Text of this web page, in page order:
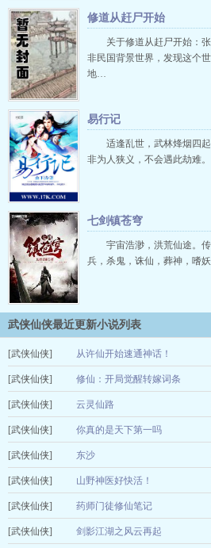
修道从赶尸开始
关于修道从赶尸开始：
非民国背景世界，发现这个
地…
易行记
适逢乱世，武林烽烟四
非为人狭义，不会遇此劫难
七剑镇苍穹
宇宙浩渺，洪荒仙途。
兵，杀鬼，诛仙，葬神，嗜
武侠仙侠最近更新小说列表
[武侠仙侠] 从许仙开始速通神话！
姜香皮蛋
[武侠仙侠] 修仙：开局觉醒转嫁词条
刘季一万钱
[武侠仙侠] 云灵仙路
七月里的小七
[武侠仙侠] 你真的是天下第一吗
小尔滨
[武侠仙侠] 东沙
一土二木
[武侠仙侠] 山野神医好快活！
小蚊子
[武侠仙侠] 药师门徒修仙笔记
章帕克
[武侠仙侠] 剑影江湖之风云再起